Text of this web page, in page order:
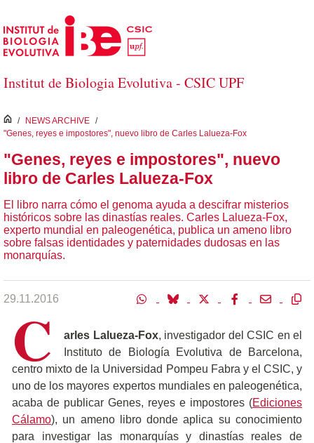
Salta al contingut principal
Institut de Biologia Evolutiva - CSIC UPF
inici
/ NEWS ARCHIVE /
"Genes, reyes e impostores", nuevo libro de Carles Lalueza-Fox
"Genes, reyes e impostores", nuevo
libro de Carles Lalueza-Fox
El libro narra cómo el genoma ayuda a descifrar misterios
históricos sobre las dinastías reales. Carles Lalueza-Fox,
experto mundial en paleogenética, publica un ameno libro
sobre falsas identidades y paternidades dudosas en las
monarquías.
29.11.2016
C arles Lalueza-Fox, investigador del CSIC en el
Instituto de Biología Evolutiva de Barcelona,
centro mixto de la Universidad Pompeu Fabra y el CSIC, y
uno de los mayores expertos mundiales en paleogenética,
acaba de publicar Genes, reyes e impostores (Ediciones
Cálamo), un ameno libro donde aplica su conocimiento
para investigar las monarquías y dinastías reales de